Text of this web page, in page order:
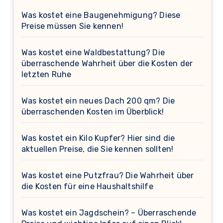
Was kostet eine Baugenehmigung? Diese
Preise müssen Sie kennen!
Was kostet eine Waldbestattung? Die
überraschende Wahrheit über die Kosten der
letzten Ruhe
Was kostet ein neues Dach 200 qm? Die
überraschenden Kosten im Überblick!
Was kostet ein Kilo Kupfer? Hier sind die
aktuellen Preise, die Sie kennen sollten!
Was kostet eine Putzfrau? Die Wahrheit über
die Kosten für eine Haushaltshilfe
Was kostet ein Jagdschein? – Überraschende